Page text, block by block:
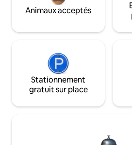
Animaux acceptés
Stationnement
gratuit sur place